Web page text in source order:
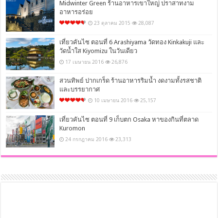
Midwinter Green ร้านอาหารเขาใหญ่ ปราสาทงาม
อาหารอร่อย
23 ตุลาคม 2015 28,087
เที่ยวคันไซ ตอนที่ 6 Arashiyama วัดทอง Kinkakuji และ
วัดน้ำใส Kiyomizu ในวันเดียว
17 เมษายน 2016 26,876
สวนทิพย์ ปากเกร็ด ร้านอาหารริมน้ำ งดงามทั้งรสชาติ
และบรรยากาศ
10 เมษายน 2016 25,157
เที่ยวคันไซ ตอนที่ 9 เก็บตก Osaka หาของกินที่ตลาด
Kuromon
24 กรกฎาคม 2016 23,313